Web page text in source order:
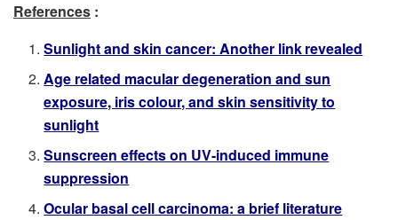
References :
Sunlight and skin cancer: Another link revealed
Age related macular degeneration and sun
exposure, iris colour, and skin sensitivity to
sunlight
Sunscreen effects on UV-induced immune
suppression
Ocular basal cell carcinoma: a brief literature